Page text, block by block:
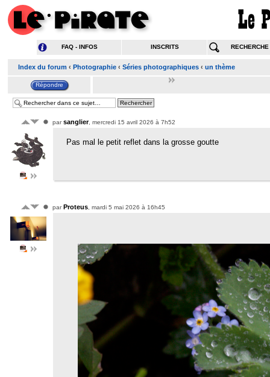
FAQ - INFOS INSCRITS RECHERCHE
Index du forum ‹ Photographie ‹ Séries photographiques ‹ un thème
parsanglier, mercredi 15 avril 2026 à 7h52
Pas mal le petit reflet dans la grosse goutte
parProteus , mardi 5 mai 2026 à 16h45